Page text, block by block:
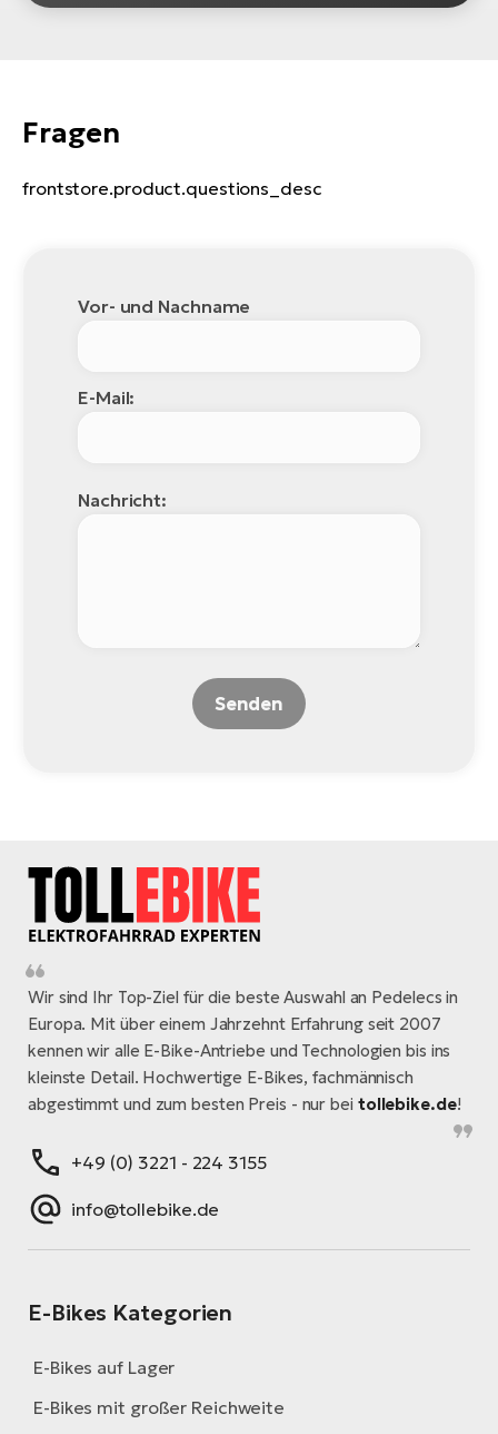
Fragen
frontstore.product.questions_desc
Vor- und Nachname
E-Mail:
Nachricht:
Senden
Wir sind Ihr Top-Ziel für die beste Auswahl an Pedelecs in
Europa. Mit über einem Jahrzehnt Erfahrung seit 2007
kennen wir alle E-Bike-Antriebe und Technologien bis ins
kleinste Detail. Hochwertige E-Bikes, fachmännisch
abgestimmt und zum besten Preis - nur bei tollebike.de!
+49 (0) 3221 - 224 3155
info@tollebike.de
E-Bikes Kategorien
E-Bikes auf Lager
E-Bikes mit großer Reichweite